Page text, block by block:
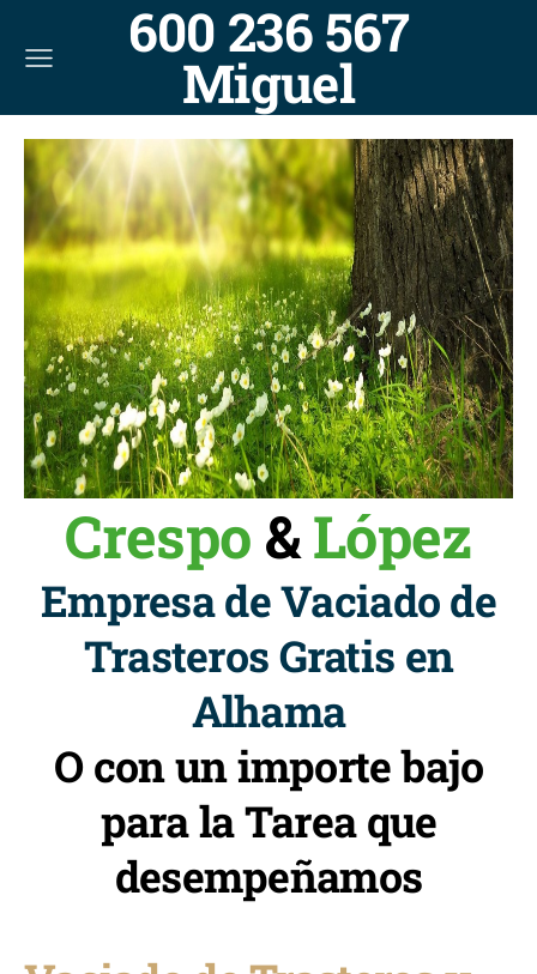
600 236 567
Miguel
Crespo &López
Empresa de Vaciado de
Trasteros Gratis en
Alhama
O con un importe bajo
para la Tarea que
desempeñamos